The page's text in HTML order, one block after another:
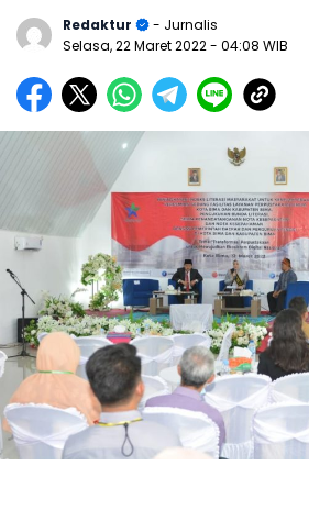
Redaktur
- Jurnalis
Selasa, 22 Maret 2022- 04:08 WIB